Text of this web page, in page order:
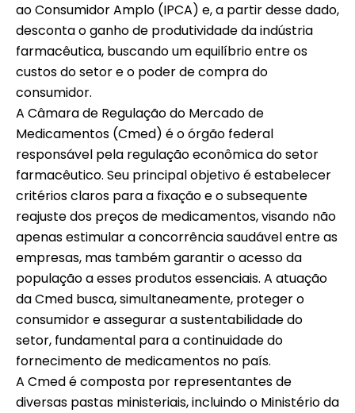
ao Consumidor Amplo (IPCA) e, a partir desse dado,
desconta o ganho de produtividade da indústria
farmacêutica, buscando um equilíbrio entre os
custos do setor e o poder de compra do
consumidor.
A Câmara de Regulação do Mercado de
Medicamentos (Cmed) é o órgão federal
responsável pela regulação econômica do setor
farmacêutico. Seu principal objetivo é estabelecer
critérios claros para a fixação e o subsequente
reajuste dos preços de medicamentos, visando não
apenas estimular a concorrência saudável entre as
empresas, mas também garantir o acesso da
população a esses produtos essenciais. A atuação
da Cmed busca, simultaneamente, proteger o
consumidor e assegurar a sustentabilidade do
setor, fundamental para a continuidade do
fornecimento de medicamentos no país.
A Cmed é composta por representantes de
diversas pastas ministeriais, incluindo o Ministério da